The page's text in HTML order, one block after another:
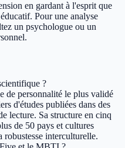
en gardant à l'esprit que
Pour une analyse
un psychologue ou un
?
de personnalité le plus validé
d'études publiées dans des
lecture. Sa structure en cinq
de 50 pays et cultures
robustesse interculturelle.